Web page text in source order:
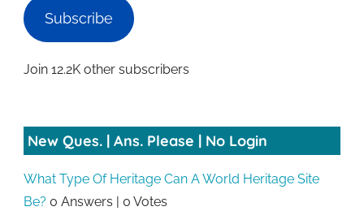
Subscribe
Join 12.2K other subscribers
New Ques. | Ans. Please | No Login
What Type Of Heritage Can A World Heritage Site
Be? 0 Answers 0 Votes